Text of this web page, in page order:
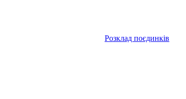
Розклад поєдинків